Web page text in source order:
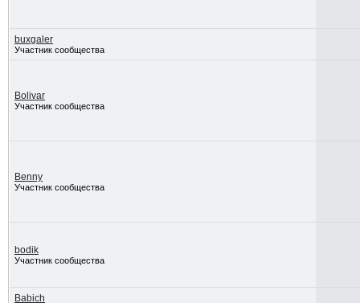
buxgaler
Участник сообщества
Bolivar
Участник сообщества
Benny
Участник сообщества
bodik
Участник сообщества
Babich